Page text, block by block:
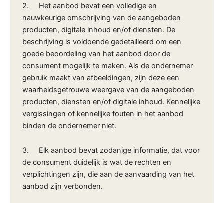
2. Het aanbod bevat een volledige en
nauwkeurige omschrijving van de aangeboden
producten, digitale inhoud en/of diensten. De
beschrijving is voldoende gedetailleerd om een
goede beoordeling van het aanbod door de
consument mogelijk te maken. Als de ondernemer
gebruik maakt van afbeeldingen, zijn deze een
waarheidsgetrouwe weergave van de aangeboden
producten, diensten en/of digitale inhoud. Kennelijke
vergissingen of kennelijke fouten in het aanbod
binden de ondernemer niet.
3. Elk aanbod bevat zodanige informatie, dat voor
de consument duidelijk is wat de rechten en
verplichtingen zijn, die aan de aanvaarding van het
aanbod zijn verbonden.